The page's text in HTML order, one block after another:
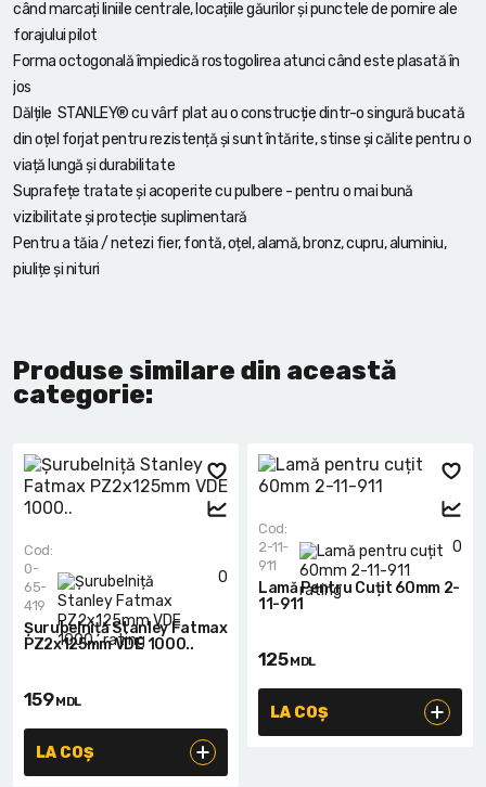
când marcați liniile centrale, locațiile găurilor și punctele de pornire ale
forajului pilot
Forma octogonală împiedică rostogolirea atunci când este plasată în
jos
Dălțile STANLEY® cu vârf plat au o construcție dintr-o singură bucată
din oțel forjat pentru rezistență și sunt întărite, stinse și călite pentru o
viață lungă și durabilitate
Suprafețe tratate și acoperite cu pulbere - pentru o mai bună
vizibilitate și protecție suplimentară
Pentru a tăia / netezi fier, fontă, oțel, alamă, bronz, cupru, aluminiu,
piulițe și nituri
Produse similare din această
categorie:
0
Cod:
0-
65-
419
Șurubelniță Stanley Fatmax
PZ2x125mm VDE 1000..
159MDL
LA COȘ
0
Cod:
2-11-
911
Lamă Pentru Cuțit 60mm 2-
11-911
125MDL
LA COȘ